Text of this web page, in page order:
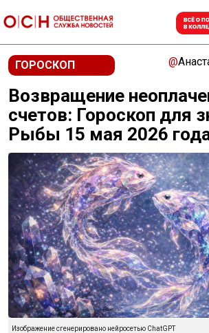
ГОРОСКОП @
Возвращение
счетов: Гороскоп для
Рыбы 15 мая 2026
Изображение сгенерировано нейросетью ChatGPT